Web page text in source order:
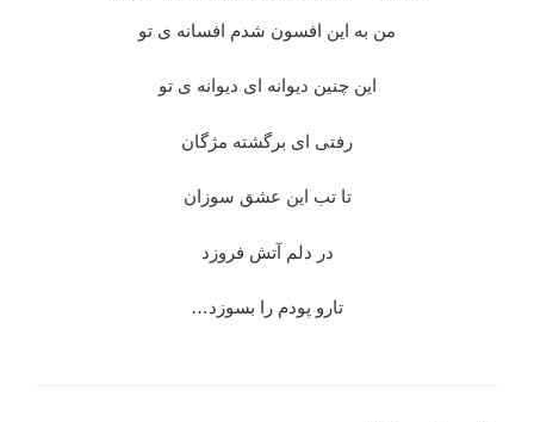
من به این افسون شدم افسانه ی تو
این چنین دیوانه ای دیوانه ی تو
رفتی ای برگشته مژگان
تا تب این عشق سوزان
در دلم آتش فروزد
تارو پودم را بسوزد…